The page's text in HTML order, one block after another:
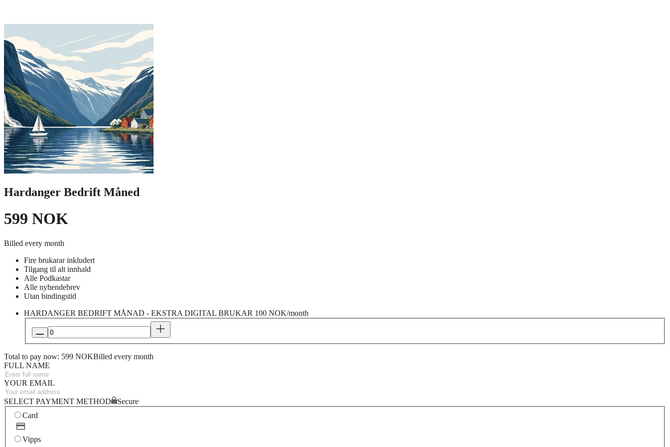
Hardanger Bedrift Måned
599 NOK
Billed every month
Fire brukarar inkludert
Tilgang til alt innhald
Alle Podkastar
Alle nyhendebrev
Utan bindingstid
HARDANGER BEDRIFT MÅNAD - EKSTRA DIGITAL BRUKAR 100 NOK/month
Total to pay now: 599 NOKBilled every month
FULL NAME
YOUR EMAIL
SELECT PAYMENT METHOD
Secure
Card
Vipps